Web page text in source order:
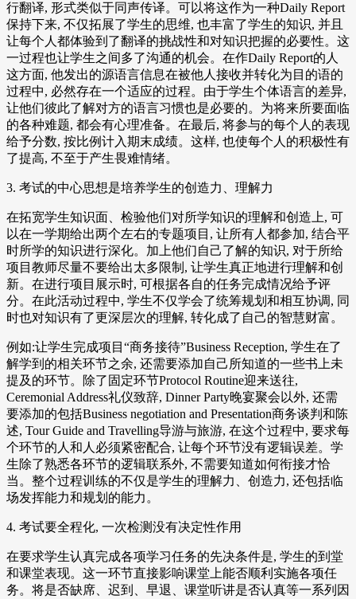
行翻译, 形式类似于同声传译。可以将这作为一种Daily Report
保持下来, 不仅拓展了学生的思维, 也丰富了学生的知识, 并且
让每个人都体验到了翻译的挑战性和对知识把握的必要性。这
一过程也让学生之间多了沟通的机会。在作Daily Report的人
这方面, 他发出的源语言信息在被他人接收并转化为目的语的
过程中, 必然存在一个适应的过程。由于学生个体语言的差异,
让他们彼此了解对方的语言习惯也是必要的。为将来所要面临
的各种难题, 都会有心理准备。在最后, 将参与的每个人的表现
给予分数, 按比例计入期末成绩。这样, 也使每个人的积极性有
了提高, 不至于产生畏难情绪。
3. 考试的中心思想是培养学生的创造力、理解力
在拓宽学生知识面、检验他们对所学知识的理解和创造上, 可
以在一学期给出两个左右的专题项目, 让所有人都参加, 结合平
时所学的知识进行深化。加上他们自己了解的知识, 对于所给
项目教师尽量不要给出太多限制, 让学生真正地进行理解和创
新。在进行项目展示时, 可根据各自的任务完成情况给予评
分。在此活动过程中, 学生不仅学会了统筹规划和相互协调, 同
时也对知识有了更深层次的理解, 转化成了自己的智慧财富。
例如:让学生完成项目“商务接待”Business Reception, 学生在了
解学到的相关环节之余, 还需要添加自己所知道的一些书上未
提及的环节。除了固定环节Protocol Routine迎来送往,
Ceremonial Address礼仪致辞, Dinner Party晚宴聚会以外, 还需
要添加的包括Business negotiation and Presentation商务谈判和陈
述, Tour Guide and Travelling导游与旅游, 在这个过程中, 要求每
个环节的人和人必须紧密配合, 让每个环节没有逻辑误差。学
生除了熟悉各环节的逻辑联系外, 不需要知道如何衔接才恰
当。整个过程训练的不仅是学生的理解力、创造力, 还包括临
场发挥能力和规划的能力。
4. 考试要全程化, 一次检测没有决定性作用
在要求学生认真完成各项学习任务的先决条件是, 学生的到堂
和课堂表现。这一环节直接影响课堂上能否顺利实施各项任
务。将是否缺席、迟到、早退、课堂听讲是否认真等一系列因